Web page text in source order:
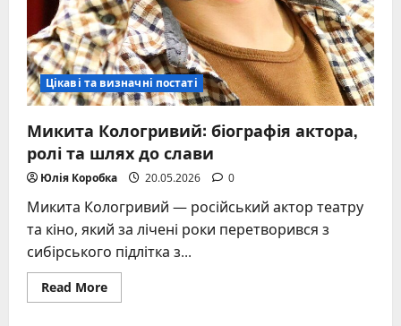
Цікаві та визначні постаті
Микита Кологривий: біографія актора,
ролі та шлях до слави
Юлія Коробка 20.05.2026 0
Микита Кологривий — російський актор театру
та кіно, який за лічені роки перетворився з
сибірського підлітка з...
Read MoreRead
more